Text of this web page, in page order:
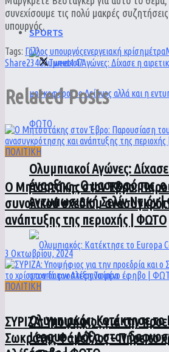
SPORTS
Ολυμπιακοί Αγώνες:
έναρξης – Ο μασκοφόρος, ο
εντυπωσιακή Σελίν Ντιόν
Ολυμπιακός: Κατέκτησε
League – Δόξα στον
συνεχίσουμε τις πολύ μακρές
υπουργός.
Tags: Γάλλος υπουργόςενεργειακή κρίσημέτρα
Share234 Tweet147
RelatedPosts
ΠΟΛΙΤΙΚΗ
Ο Μητσοτάκης στον Έβρο:
συνολικού σχεδίου
ανάπτυξης της περιοχής | ΦΩΤΟ
3 Οκτωβρίου, 2024
ΠΟΛΙΤΙΚΗ
ΣΥΡΙΖΑ: Υποψήφιος για την
Σωκράτης Φάμελλος – Πήρε το